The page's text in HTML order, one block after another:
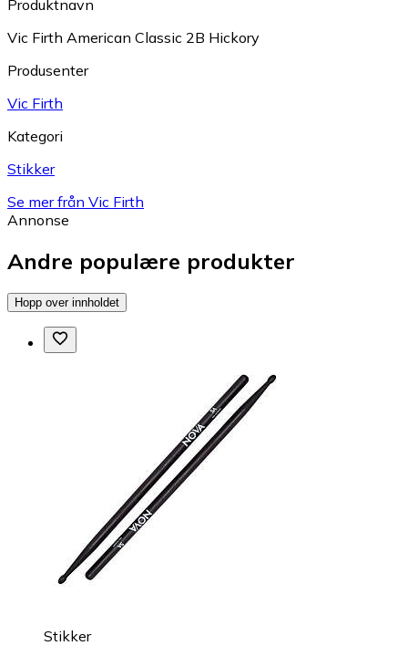
Produktnavn
Vic Firth American Classic 2B Hickory
Produsenter
Vic Firth
Kategori
Stikker
Se mer från Vic Firth
Annonse
Andre populære produkter
Hopp over innholdet
Stikker